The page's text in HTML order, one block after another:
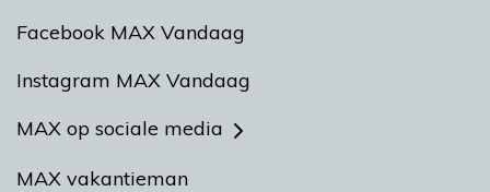
Facebook MAX Vandaag
Instagram MAX Vandaag
MAX op sociale media
MAX vakantieman